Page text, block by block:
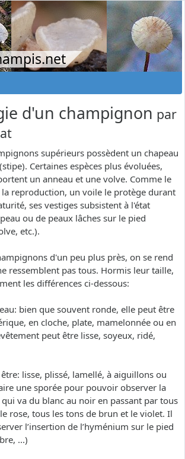
d'un champignon par
supérieurs possèdent un chapeau
Certaines espèces plus évoluées,
un anneau et une volve. Comme le
reproduction, un voile le protège durant
ses vestiges subsistent à l'état
ou de peaux lâches sur le pied
etc.).
d'un peu plus près, on se rend
ressemblent pas tous. Hormis leur taille,
les différences ci-dessous:
bien que souvent ronde, elle peut être
en cloche, plate, mamelonnée ou en
peut être lisse, soyeux, ridé,
lisse, plissé, lamellé, à aiguillons ou
une sporée pour pouvoir observer la
va du blanc au noir en passant par tous
rose, tous les tons de brun et le violet. Il
l’insertion de l’hyménium sur le pied
...)